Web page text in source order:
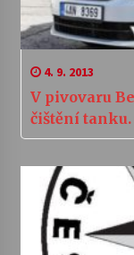
4. 9. 2013
V pivovaru
čištění